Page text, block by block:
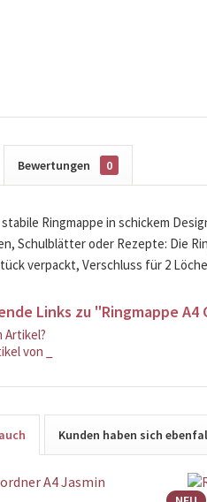
Bewertungen 0
Ringmappe in schickem
Schulblätter oder Rezepte: Die
verpackt, Verschluss für 2
Links zu "Ringmappe A4
Artikel?
von _
Kunden haben sich